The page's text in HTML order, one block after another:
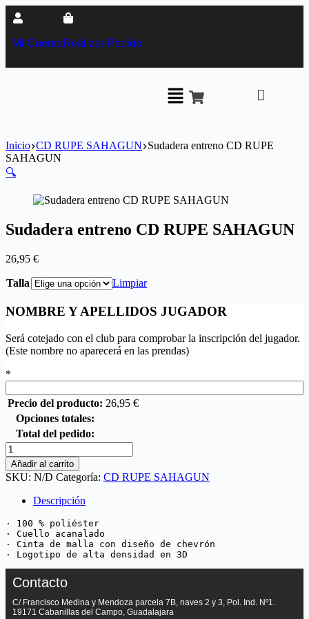
Mi CuentaRealizar Pedido
Inicio CD RUPE SAHAGUN Sudadera entreno CD RUPE
SAHAGUN
🔍
Sudadera entreno CD RUPE SAHAGUN
26,95 €
Talla Limpiar
NOMBRE Y APELLIDOS JUGADOR
Será cotejado con el club para comprobar la inscripción del jugador.
(Este nombre no aparecerá en las prendas)
*
Precio del producto: 26,95 €
Opciones totales:
Total del pedido:
Añadir al carrito
SKU: N/D Categoría: CD RUPE SAHAGUN
Descripción
· 100 % poliéster
· Cuello acanalado
· Cinta de malla con diseño de chevrón
· Logotipo de alta densidad en 3D
Contacto
C/ Francisco Medina y Mendoza parcela 7B, naves 2 y 3, Pol. Ind. Nº1.
19171 Cabanillas del Campo, Guadalajara